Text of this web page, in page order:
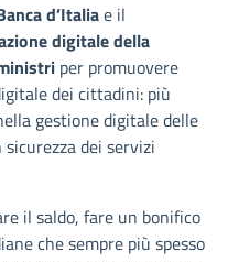
d’Italiae il
digitale della
per promuovere
dei cittadini: più
gestione digitale delle
dei servizi
il saldo, fare un bonifico
che sempre più spesso